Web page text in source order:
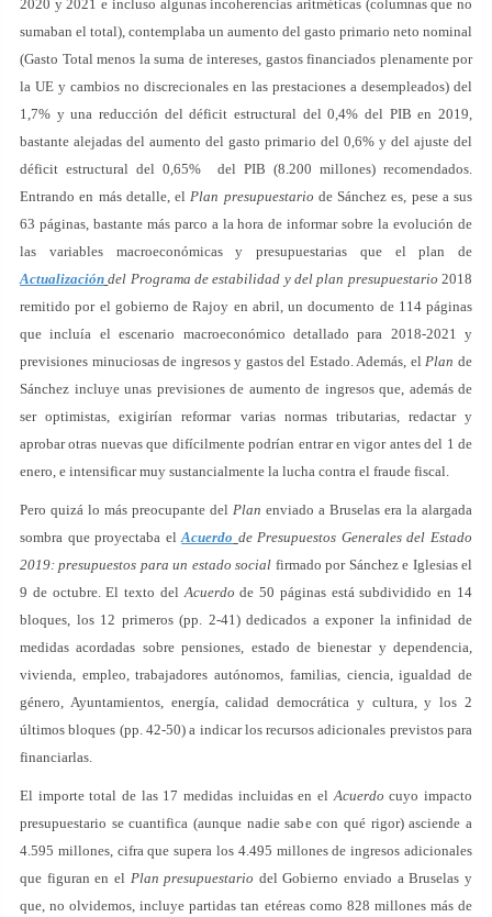
2020 y 2021 e incluso algunas incoherencias aritméticas (columnas que no
sumaban el total), contemplaba un aumento del gasto primario neto nominal
(Gasto Total menos la suma de intereses, gastos financiados plenamente por
la UE y cambios no discrecionales en las prestaciones a desempleados) del
1,7% y una reducción del déficit estructural del 0,4% del PIB en 2019,
bastante alejadas del aumento del gasto primario del 0,6% y del ajuste del
déficit estructural del 0,65% del PIB (8.200 millones) recomendados.
Entrando en más detalle, elPlan presupuestario de Sánchez es, pese a sus
63 páginas, bastante más parco a la hora de informar sobre la evolución de
las variables macroeconómicas y presupuestarias que el plan de
Actualización del Programa de estabilidad y del plan presupuestario 2018
remitido por el gobierno de Rajoy en abril, un documento de 114 páginas
que incluía el escenario macroeconómico detallado para 2018-2021 y
previsiones minuciosas de ingresos y gastos del Estado. Además, elPlande
Sánchez incluye unas previsiones de aumento de ingresos que, además de
ser optimistas, exigirían reformar varias normas tributarias, redactar y
aprobar otras nuevas que difícilmente podrían entrar en vigor antes del 1 de
enero, e intensificar muy sustancialmente la lucha contra el fraude fiscal.
Pero quizá lo más preocupante del Plan enviado a Bruselas era la alargada
sombra que proyectaba elAcuerdo de Presupuestos Generales del Estado
2019: presupuestos para un estado social firmado por Sánchez e Iglesias el
9 de octubre. El texto delAcuerdo de 50 páginas está subdividido en 14
bloques, los 12 primeros (pp. 2-41) dedicados a exponer la infinidad de
medidas acordadas sobre pensiones, estado de bienestar y dependencia,
vivienda, empleo, trabajadores autónomos, familias, ciencia, igualdad de
género, Ayuntamientos, energía, calidad democrática y cultura, y los 2
últimos bloques (pp. 42-50) a indicar los recursos adicionales previstos para
financiarlas.
El importe total de las 17 medidas incluidas en elAcuerdo cuyo impacto
presupuestario se cuantifica (aunque nadie sabe con qué rigor) asciende a
4.595 millones, cifra que supera los 4.495 millones de ingresos adicionales
que figuran en el Plan presupuestario del Gobierno enviado a Bruselas y
que, no olvidemos, incluye partidas tan etéreas como 828 millones más de